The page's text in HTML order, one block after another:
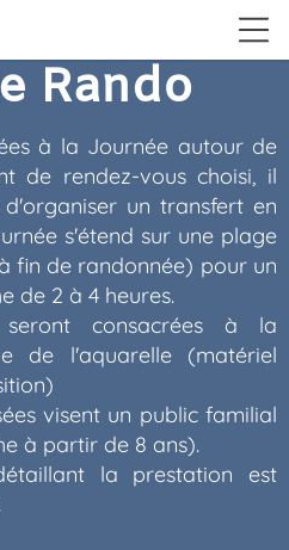
Rando
à la Journée autour de
de rendez-vous choisi, il
un transfert en
s'étend sur une plage
fin de randonnée) pour un
de 2 à 4 heures.
consacrées à la
de l'aquarelle (matériel
visent un public familial
à partir de 8 ans).
la prestation est